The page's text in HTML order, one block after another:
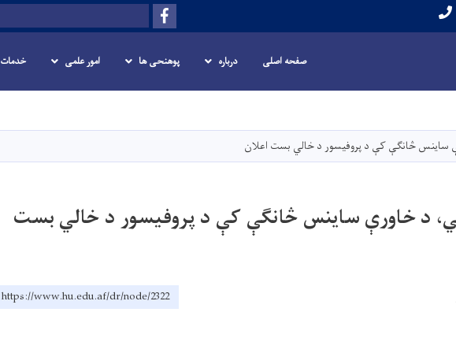
main
content
Facebook
Search
صفحه اصلی درباره پوهنحی ها امور علمی خدمات
ساینس څانګې کې د پروفیسور د خالي بست اعلان
د خاورې ساینس څانګې کې د پروفیسور د خالي بست
https://www.hu.edu.af/dr/node/2322